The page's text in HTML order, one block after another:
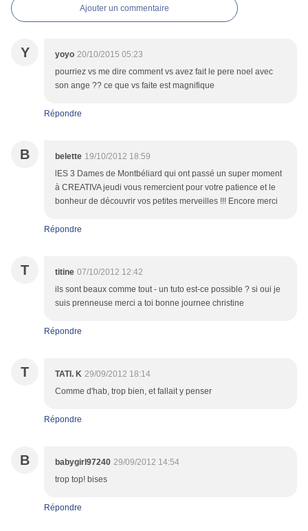
Ajouter un commentaire
Y yoyo 20/10/2015 05:23
pourriez vs me dire comment vs avez fait le pere noel avec
son ange ?? ce que vs faite est magnifique
Répondre
B belette 19/10/2012 18:59
lES 3 Dames de Montbéliard qui ont passé un super moment
à CREATIVA jeudi vous remercient pour votre patience et le
bonheur de découvrir vos petites merveilles !!! Encore merci
Répondre
T titine 07/10/2012 12:42
ils sont beaux comme tout - un tuto est-ce possible ? si oui je
suis prenneuse merci a toi bonne journee christine
Répondre
T TATI. K 29/09/2012 18:14
Comme d'hab, trop bien, et fallait y penser
Répondre
B babygirl97240 29/09/2012 14:54
trop top! bises
Répondre